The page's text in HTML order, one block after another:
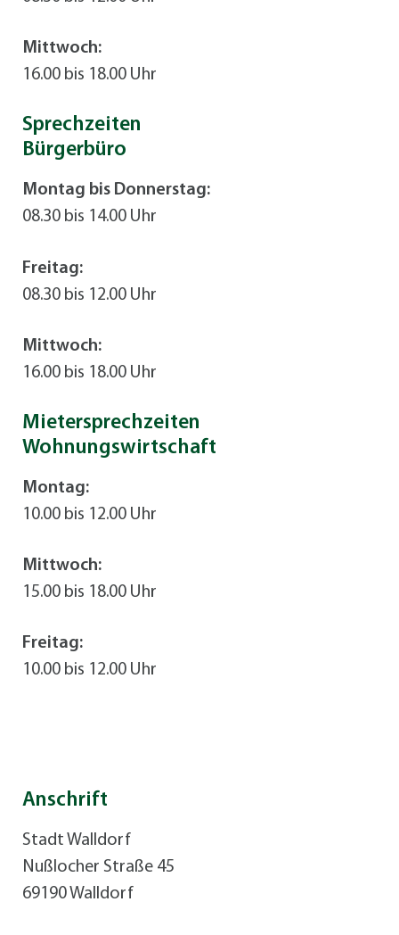
Mittwoch:
16.00 bis 18.00 Uhr
Sprechzeiten
Bürgerbüro
Montag bis Donnerstag:
08.30 bis 14.00 Uhr
Freitag:
08.30 bis 12.00 Uhr
Mittwoch:
16.00 bis 18.00 Uhr
Mietersprechzeiten
Wohnungswirtschaft
Montag:
10.00 bis 12.00 Uhr
Mittwoch:
15.00 bis 18.00 Uhr
Freitag:
10.00 bis 12.00 Uhr
Anschrift
Stadt Walldorf
Nußlocher Straße 45
69190 Walldorf